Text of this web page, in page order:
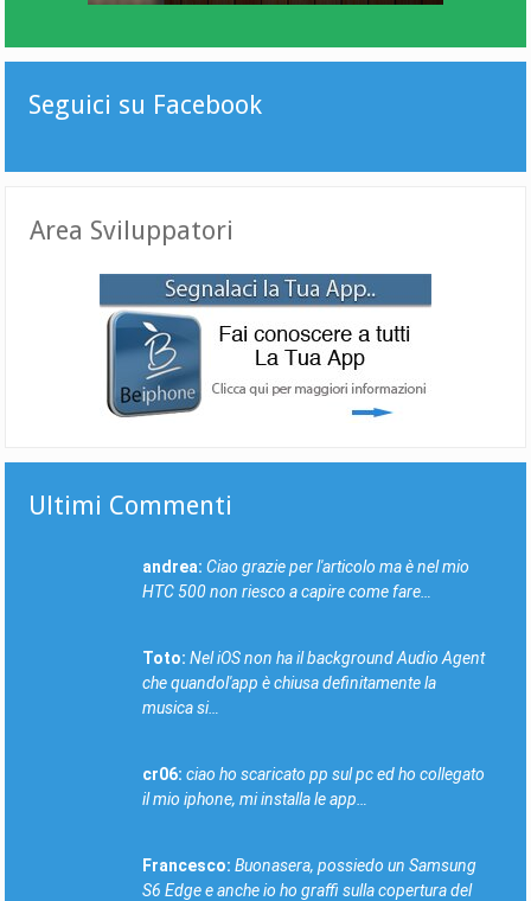
Seguici su Facebook
Area Sviluppatori
Ultimi Commenti
andrea: Ciao grazie per l'articolo ma è nel mio
HTC 500 non riesco a capire come fare…
Toto: Nel iOS non ha il background Audio Agent
che quandol'app è chiusa definitamente la
musica si…
cr06: ciao ho scaricato pp sul pc ed ho collegato
il mio iphone, mi installa le app…
Francesco: Buonasera, possiedo un Samsung
S6 Edge e anche io ho graffi sulla copertura del